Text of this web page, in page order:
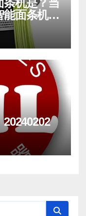
条机是？当
能面条机